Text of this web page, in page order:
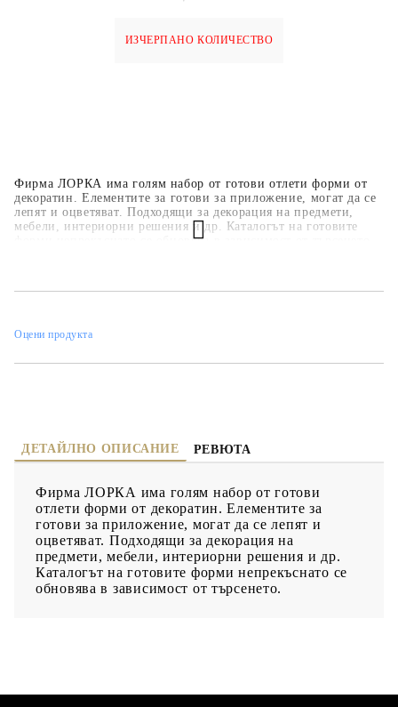
ИЗЧЕРПАНО КОЛИЧЕСТВО
Фирма ЛОРКА има голям набор от готови отлети форми от
декоратин. Елементите за готови за приложение, могат да се
лепят и оцветяват. Подходящи за декорация на предмети,
мебели, интериорни решения и др. Каталогът на готовите
форми непрекъснато се обновява в зависимост от търсенето.
Оцени продукта
ДЕТАЙЛНО ОПИСАНИЕ РЕВЮТА
Фирма ЛОРКА има голям набор от готови
отлети форми от декоратин. Елементите за
готови за приложение, могат да се лепят и
оцветяват. Подходящи за декорация на
предмети, мебели, интериорни решения и др.
Каталогът на готовите форми непрекъснато се
обновява в зависимост от търсенето.